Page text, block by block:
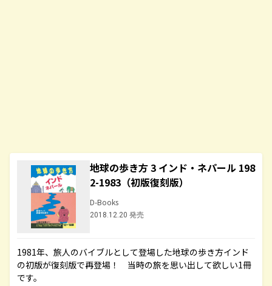
地球の歩き方 3 インド・ネパール 198
2-1983（初版復刻版）
D-Books
2018.12.20 発売
1981年、旅人のバイブルとして登場した地球の歩き方インド
の初版が復刻版で再登場！ 当時の旅を思い出して欲しい1冊
です。